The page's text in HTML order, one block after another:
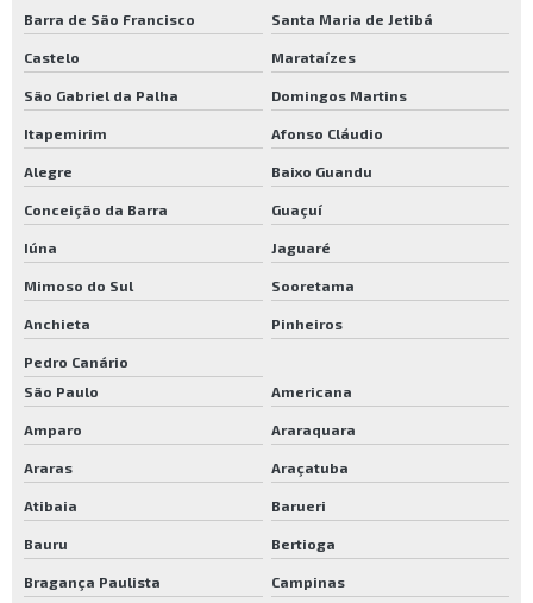
Barra de São Francisco Santa Maria de Jetibá
Castelo Marataízes
São Gabriel da Palha Domingos Martins
Itapemirim Afonso Cláudio
Alegre Baixo Guandu
Conceição da Barra Guaçuí
Iúna Jaguaré
Mimoso do Sul Sooretama
Anchieta Pinheiros
Pedro Canário
São Paulo
Americana
Amparo Araraquara
Araras Araçatuba
Atibaia Barueri
Bauru Bertioga
Bragança Paulista Campinas